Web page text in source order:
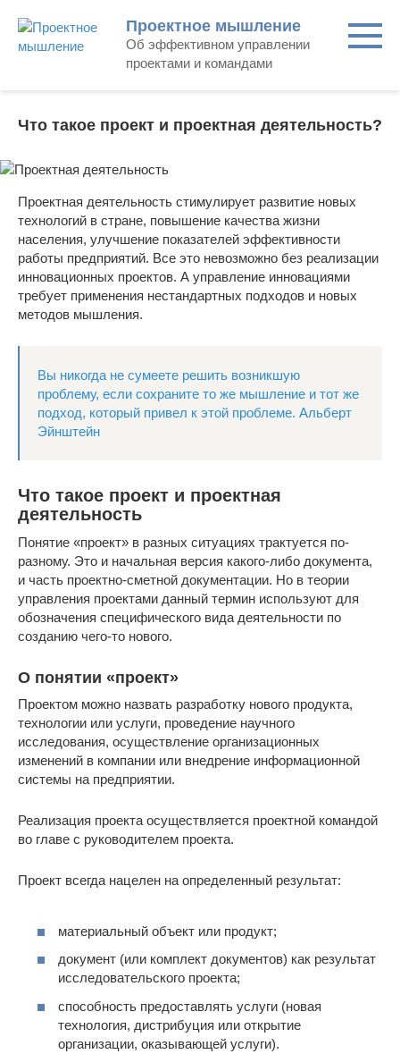
content
Проектное мышление
Об эффективном управлении
проектами и командами
Что такое проект и проектная деятельность?
Проектная деятельность стимулирует развитие новых
технологий в стране, повышение качества жизни
населения, улучшение показателей эффективности
работы предприятий. Все это невозможно без реализации
инновационных проектов. А управление инновациями
требует применения нестандартных подходов и новых
методов мышления.
Вы никогда не сумеете решить возникшую
проблему, если сохраните то же мышление и тот же
подход, который привел к этой проблеме. Альберт
Эйнштейн
Что такое проект и проектная
деятельность
Понятие «проект» в разных ситуациях трактуется по-
разному. Это и начальная версия какого-либо документа,
и часть проектно-сметной документации. Но в теории
управления проектами данный термин используют для
обозначения специфического вида деятельности по
созданию чего-то нового.
О понятии «проект»
Проектом можно назвать разработку нового продукта,
технологии или услуги, проведение научного
исследования, осуществление организационных
изменений в компании или внедрение информационной
системы на предприятии.
Реализация проекта осуществляется проектной командой
во главе с руководителем проекта.
Проект всегда нацелен на определенный результат:
материальный объект или продукт;
документ (или комплект документов) как результат
исследовательского проекта;
способность предоставлять услуги (новая
технология, дистрибуция или открытие
организации, оказывающей услуги).